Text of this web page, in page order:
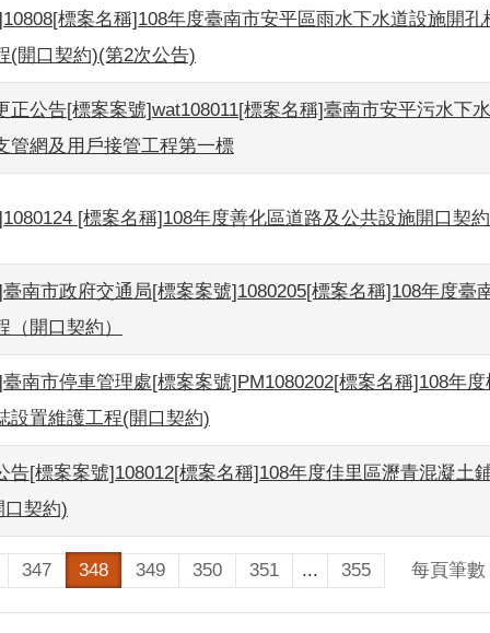
標案名稱]108年度臺南市安平區雨水下水道設施開孔
(開口契約)(第2次公告)
正公告[標案案號]wat108011[標案名稱]臺南市安平污水下
管網及用戶接管工程第一標
[標案名稱]108年度善化區道路及公共設施開口契約
南市政府交通局[標案案號]1080205[標案名稱]108年度臺
（開口契約）
南市停車管理處[標案案號]PM1080202[標案名稱]108年
設置維護工程(開口契約)
告[標案案號]108012[標案名稱]108年度佳里區瀝青混凝土
口契約)
347 348 349 350 351 ... 355 每頁筆數